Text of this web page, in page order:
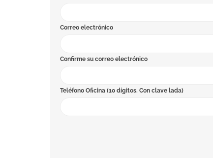
Correo electrónico
Confirme su correo electrónico
Teléfono Oficina (10 dígitos, Con clave lada)